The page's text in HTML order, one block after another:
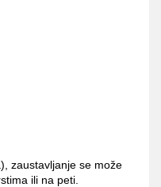
zaustavljanje se može
ili na peti.